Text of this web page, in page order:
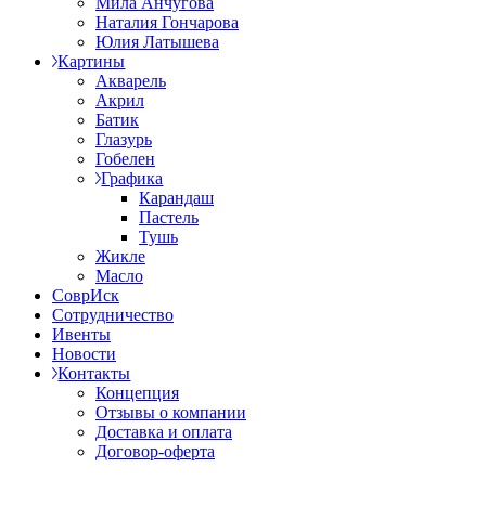
Наталия Гончарова
Юлия Латышева
Картины
Акварель
Акрил
Батик
Глазурь
Гобелен
Графика
Карандаш
Пастель
Тушь
Жикле
Масло
СоврИск
Сотрудничество
Ивенты
Новости
Контакты
Концепция
Отзывы о компании
Доставка и оплата
Договор-оферта